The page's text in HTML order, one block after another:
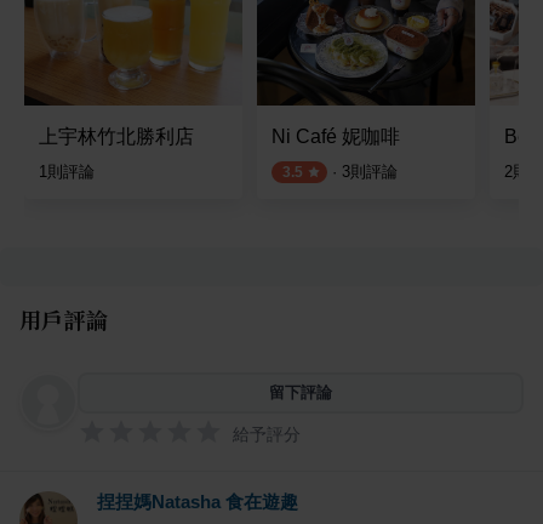
上宇林竹北勝利店
1則評論
Ni Café 妮咖啡
3.5 · 3則評論 2則
用戶評論
留下評論
給予評分
捏捏媽Natasha 食在遊趣